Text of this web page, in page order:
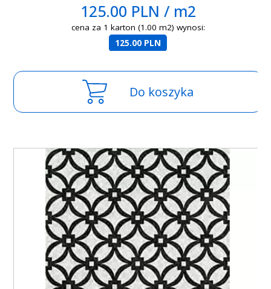
125.00 PLN / m2
cena za 1 karton (1.00 m2) wynosi:
125.00 PLN
Do koszyka